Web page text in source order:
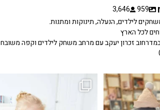
959
3,646
לילדים, הנעלה, תינוקות ומתנות.
לכל הארץ
זכרון יעקב עם מרחב משחק לילדים וקפה משובח
7 0
מקום שהייתי